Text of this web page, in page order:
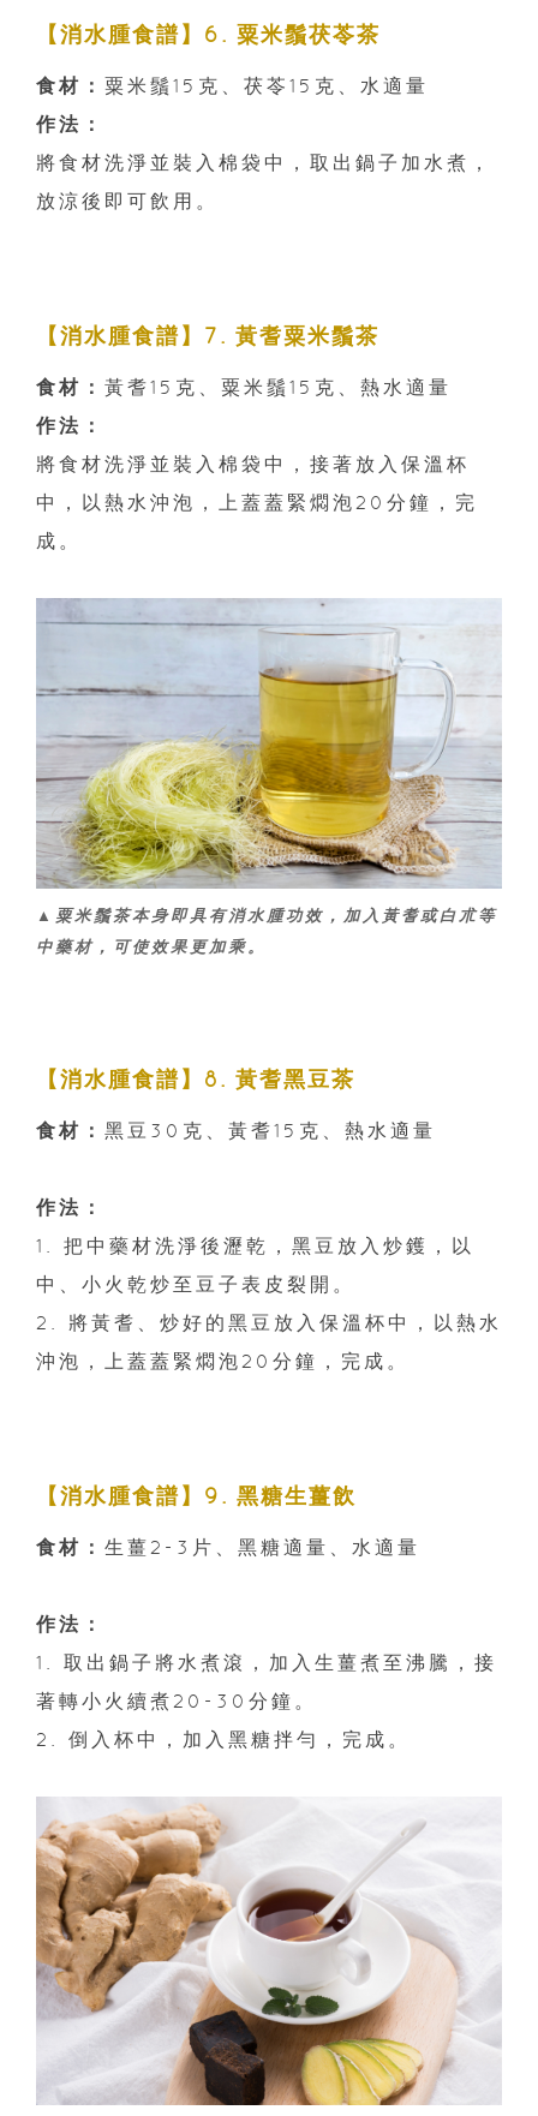
【消水腫食譜】6. 粟米鬚茯苓茶
食材： 粟米鬚15克、茯苓15克、水適量
作法：
將食材洗淨並裝入棉袋中，取出鍋子加水煮，
放涼後即可飲用。
【消水腫食譜】7. 黃耆粟米鬚茶
食材： 黃耆15克、粟米鬚15克、熱水適量
作法：
將食材洗淨並裝入棉袋中，接著放入保溫杯
中，以熱水沖泡，上蓋蓋緊燜泡20分鐘，完
成。
▲粟米鬚茶本身即具有消水腫功效，加入黃耆或白朮等
中藥材，可使效果更加乘。
【消水腫食譜】8. 黃耆黑豆茶
食材： 黑豆30克、黃耆15克、熱水適量
作法：
1. 把中藥材洗淨後瀝乾，黑豆放入炒鑊，以
中、小火乾炒至豆子表皮裂開。
2. 將黃耆、炒好的黑豆放入保溫杯中，以熱水
沖泡，上蓋蓋緊燜泡20分鐘，完成。
【消水腫食譜】9. 黑糖生薑飲
食材： 生薑2-3片、黑糖適量、水適量
作法：
1. 取出鍋子將水煮滾，加入生薑煮至沸騰，接
著轉小火續煮20-30分鐘。
2. 倒入杯中，加入黑糖拌勻，完成。